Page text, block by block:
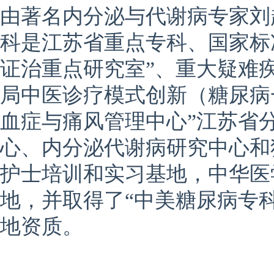
由著名内分泌与代谢病专家
科是江苏省重点专科、国家
证治重点研究室”、重大疑难
局中医诊疗模式创新（糖尿
血症与痛风管理中心”江苏省
心、内分泌代谢病研究中心
护士培训和实习基地，中华
地，并取得了“中美糖尿病专
地资质。